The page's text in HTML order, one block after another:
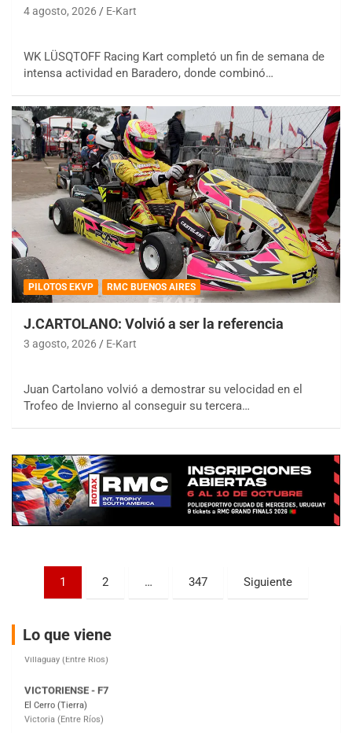
4 agosto, 2026 E-Kart
WK LÜSQTOFF Racing Kart completó un fin de semana de
intensa actividad en Baradero, donde combinó…
PILOTOS EKVP RMC BUENOS AIRES
J.CARTOLANO: Volvió a ser la referencia
3 agosto, 2026 E-Kart
Juan Cartolano volvió a demostrar su velocidad en el
Trofeo de Invierno al conseguir su tercera…
Paginación
entradas
1 2 … 347 Siguiente
Lo que viene
COBERTURA ESPECIAL DE E-KART.COM.AR
08/09-AGO
Ramiro Tot (Asfalto)
Baradero (Buenos Aires)
KDO - F6
Ciudad de Trenque Lauquen (Asfalto)
Trenque Lauquen (Buenos Aires)
Villaguay (Entre Ríos)
El Cerro (Tierra)
Moto Club Reginense (Tierra)
Gral. E. Godoy (Río Negro)